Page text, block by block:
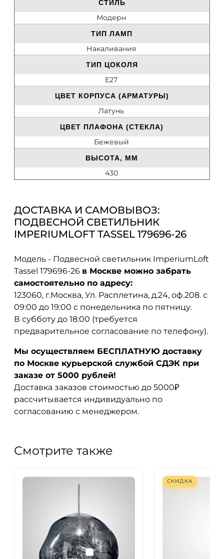
СТИЛЬ
Модерн
ТИП ЛАМП
Накаливания
ТИП ЦОКОЛЯ
E27
ЦВЕТ КОРПУСА (АРМАТУРЫ)
Латунь
ЦВЕТ ПЛАФОНА (СТЕКЛА)
Бежевый
ВЫСОТА, ММ
430
ДОСТАВКА И САМОВЫВОЗ:
ПОДВЕСНОЙ СВЕТИЛЬНИК
IMPERIUMLOFT TASSEL 179696-26
Модель - Подвесной светильник ImperiumLoft
Tassel 179696-26 в Москве можно забрать
самостоятельно по адресу:
123060, г.Москва, Ул. Расплетина, д.24, оф.208. с
09:00 до 19:00 с понедельника по пятницу.
В субботу до 18:00 (требуется
предварительное согласование по телефону).
Мы осуществляем БЕСПЛАТНУЮ доставку
по Москве курьерской службой СДЭК при
заказе от 5000 рублей!
Доставка заказов стоимостью до 5000₽
рассчитывается индивидуально по
согласованию с менеджером.
Смотрите также
СКИДКА